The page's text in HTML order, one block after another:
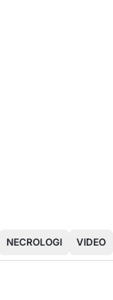
NECROLOGI VIDEO